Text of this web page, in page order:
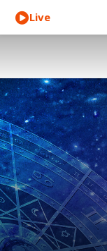
Live